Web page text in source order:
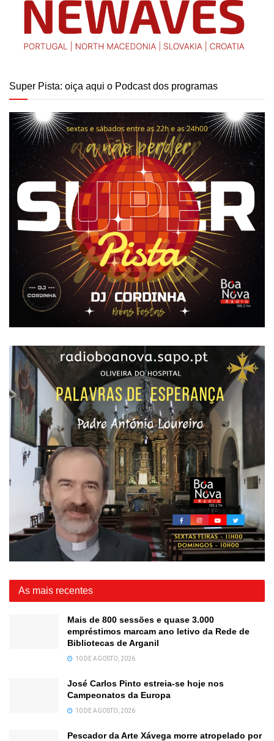
Super Pista: oiça aqui o Podcast dos programas
As mais recentes
Mais de 800 sessões e quase 3.000
empréstimos marcam ano letivo da Rede de
Bibliotecas de Arganil
10 DE AGOSTO, 2026
José Carlos Pinto estreia-se hoje nos
Campeonatos da Europa
10 DE AGOSTO, 2026
Pescador da Arte Xávega morre atropelado por